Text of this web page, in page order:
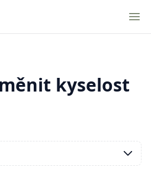
kyselost